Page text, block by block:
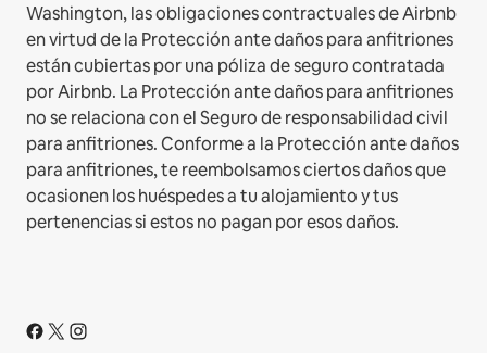
Washington, las obligaciones contractuales de Airbnb
en virtud de la Protección ante daños para anfitriones
están cubiertas por una póliza de seguro contratada
por Airbnb. La Protección ante daños para anfitriones
no se relaciona con el Seguro de responsabilidad civil
para anfitriones. Conforme a la Protección ante daños
para anfitriones, te reembolsamos ciertos daños que
ocasionen los huéspedes a tu alojamiento y tus
pertenencias si estos no pagan por esos daños.